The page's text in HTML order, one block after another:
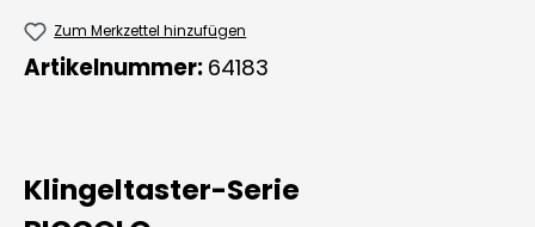
Zum Merkzettel hinzufügen
Artikelnummer: 64183
Klingeltaster-Serie